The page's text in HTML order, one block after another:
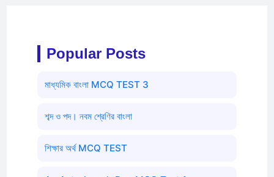
Popular Posts
মাধ্যমিক বাংলা MCQ TEST 3
শব্দ ও পদ। নবম শ্রেণির বাংলা
শিক্ষার অর্থ MCQ TEST